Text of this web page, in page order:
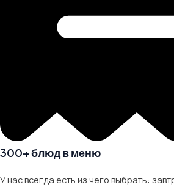
300+ блюд в меню
У нас всегда есть из чего выбрать: